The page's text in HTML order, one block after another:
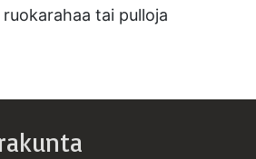
tai pulloja